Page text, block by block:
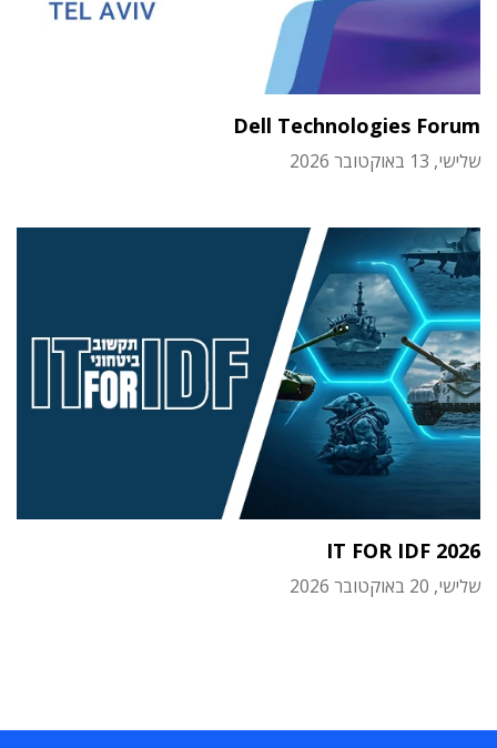
Dell Technologies Forum
שלישי, 13 באוקטובר 2026
IT FOR IDF 2026
שלישי, 20 באוקטובר 2026